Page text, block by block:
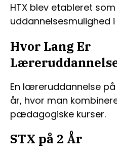
HTX blev etableret
uddannelsesmulighed i
Hvor Lang Er
En læreruddannelse
år, hvor man
pædagogiske kurser.
STX på 2 År